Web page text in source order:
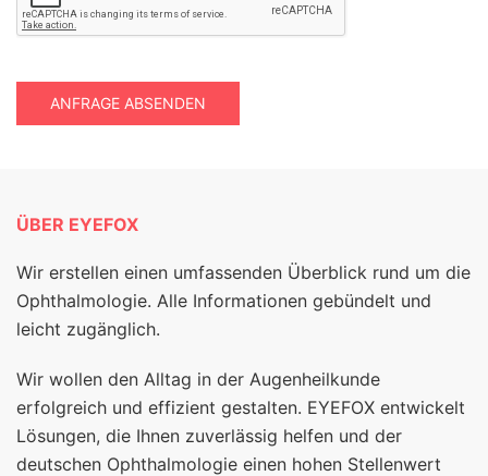
ANFRAGE ABSENDEN
ÜBER EYEFOX
Wir erstellen einen umfassenden Überblick rund um die
Ophthalmologie. Alle Informationen gebündelt und
leicht zugänglich.
Wir wollen den Alltag in der Augenheilkunde
erfolgreich und effizient gestalten. EYEFOX entwickelt
Lösungen, die Ihnen zuverlässig helfen und der
deutschen Ophthalmologie einen hohen Stellenwert